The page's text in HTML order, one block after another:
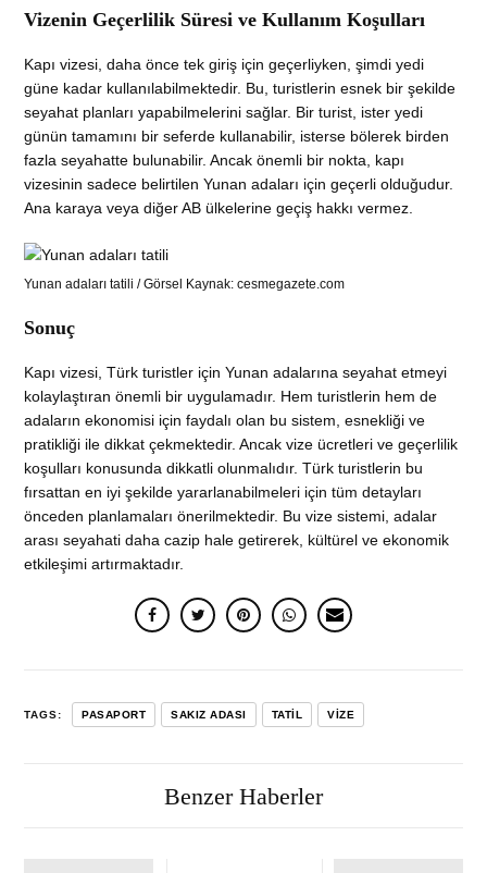
Vizenin Geçerlilik Süresi ve Kullanım Koşulları
Kapı vizesi, daha önce tek giriş için geçerliyken, şimdi yedi
güne kadar kullanılabilmektedir. Bu, turistlerin esnek bir şekilde
seyahat planları yapabilmelerini sağlar. Bir turist, ister yedi
günün tamamını bir seferde kullanabilir, isterse bölerek birden
fazla seyahatte bulunabilir. Ancak önemli bir nokta, kapı
vizesinin sadece belirtilen Yunan adaları için geçerli olduğudur.
Ana karaya veya diğer AB ülkelerine geçiş hakkı vermez.
Yunan adaları tatili / Görsel Kaynak: cesmegazete.com
Sonuç
Kapı vizesi, Türk turistler için Yunan adalarına seyahat etmeyi
kolaylaştıran önemli bir uygulamadır. Hem turistlerin hem de
adaların ekonomisi için faydalı olan bu sistem, esnekliği ve
pratikliği ile dikkat çekmektedir. Ancak vize ücretleri ve geçerlilik
koşulları konusunda dikkatli olunmalıdır. Türk turistlerin bu
fırsattan en iyi şekilde yararlanabilmeleri için tüm detayları
önceden planlamaları önerilmektedir. Bu vize sistemi, adalar
arası seyahati daha cazip hale getirerek, kültürel ve ekonomik
etkileşimi artırmaktadır.
TAGS: PASAPORT SAKIZ ADASI TATIL VIZE
Benzer Haberler